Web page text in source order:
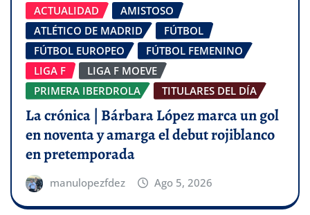
ACTUALIDAD
AMISTOSO
ATLÉTICO DE MADRID
FÚTBOL
FÚTBOL EUROPEO
FÚTBOL FEMENINO
LIGA F
LIGA F MOEVE
PRIMERA IBERDROLA
TITULARES DEL DÍA
La crónica | Bárbara López marca un gol
en noventa y amarga el debut rojiblanco
en pretemporada
manulopezfdez Ago 5, 2026